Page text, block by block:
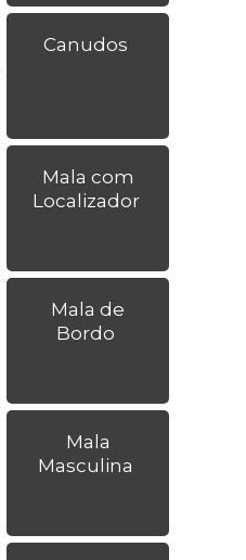
Canudos
Mala com
Localizador
Mala de
Bordo
Mala
Masculina